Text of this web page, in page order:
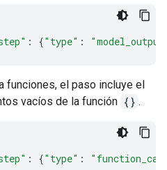
: {"type" :
funciones, el paso incluye el
vacíos de la función {} .
: {"type" :